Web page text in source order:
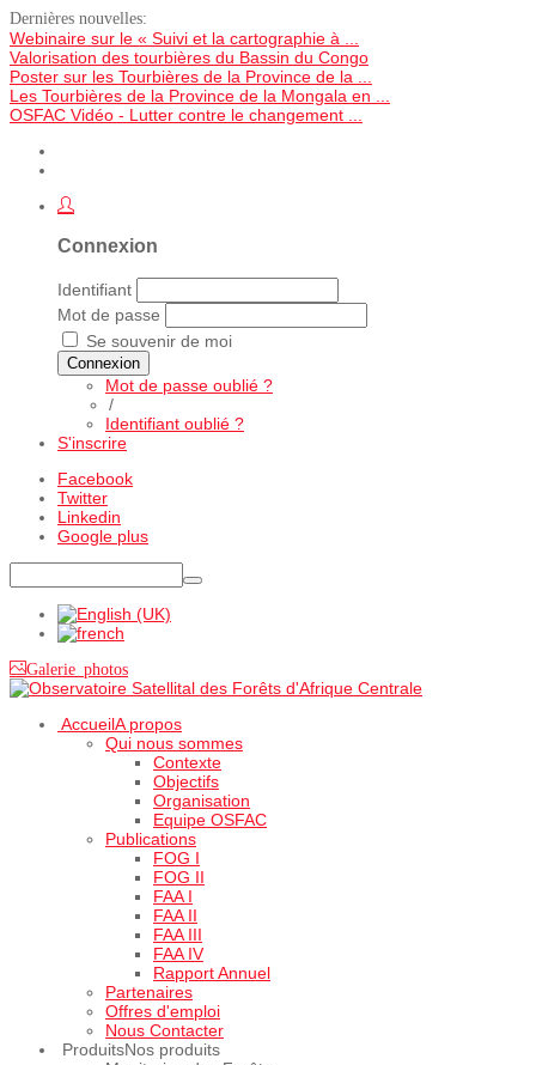
Dernières nouvelles:
Webinaire sur le « Suivi et la cartographie à ...
Valorisation des tourbières du Bassin du Congo
Poster sur les Tourbières de la Province de la ...
Les Tourbières de la Province de la Mongala en ...
OSFAC Vidéo - Lutter contre le changement ...
Connexion
Identifiant
Mot de passe
Se souvenir de moi
Connexion
Mot de passe oublié ?
/
Identifiant oublié ?
S'inscrire
Facebook
Twitter
Linkedin
Google plus
Galerie photos
AccueilA propos
Qui nous sommes
Contexte
Objectifs
Organisation
Equipe OSFAC
Publications
FOG I
FOG II
FAA I
FAA II
FAA III
FAA IV
Rapport Annuel
Partenaires
Offres d'emploi
Nous Contacter
ProduitsNos produits